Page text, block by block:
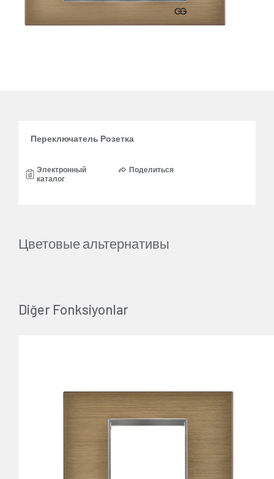
Переключатель Розетка
Электронный
каталог
Поделиться
Цветовые альтернативы
Diğer Fonksiyonlar